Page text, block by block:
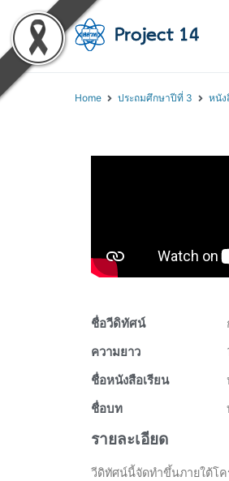
Home ประถมศึกษาปีที่ 3 หนัง
ชื่อวีดิทัศน์
ความยาว
ชื่อหนังสือเรียน
ชื่อบท
รายละเอียด
วีดิทัศน์นี้จัดทำขึ้นภายใต้โค